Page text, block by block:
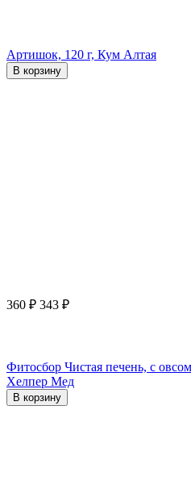
Артишок, 120 г, Кум Алтая
В корзину
360 ₽ 343 ₽
Фитосбор Чистая печень, с
Хелпер Мед
В корзину